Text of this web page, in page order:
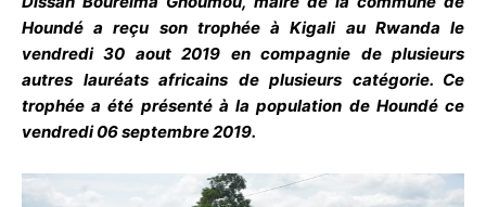
Houndé a reçu son trophée à Kigali au Rwanda le
vendredi 30 aout 2019 en compagnie de plusieurs
autres lauréats africains de plusieurs catégorie. Ce
trophée a été présenté à la population de Houndé ce
vendredi 06 septembre 2019.